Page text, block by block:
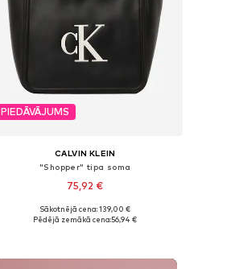
PIEDĀVĀJUMS
CALVIN KLEIN
"Shopper" tipa soma
75,92 €
Pieejamie izmēri: One Size
Sākotnējā cena: 139,00 €
Pēdējā zemākā cena:56,94 €